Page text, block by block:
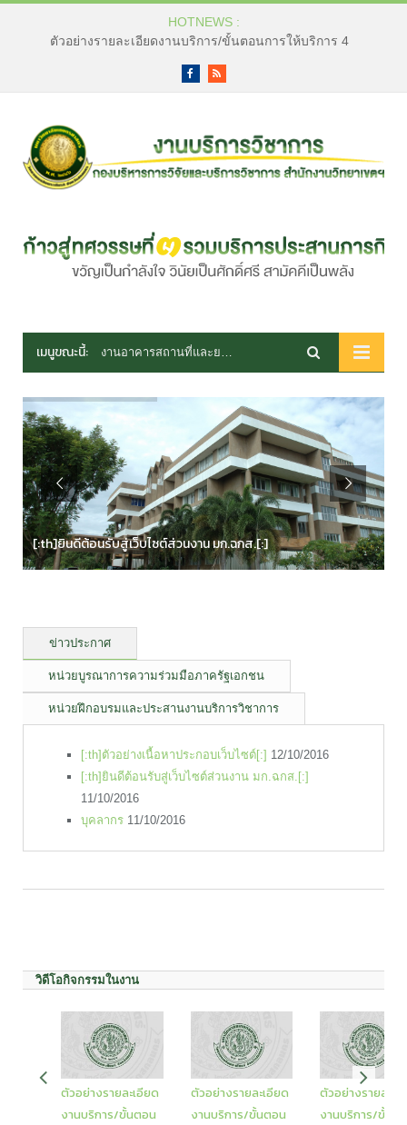
HOTNEWS :
ตัวอย่างรายละเอียดงานบริการ/ขั้นตอนการให้บริการ 4
FacebookRSS
เมนูขณะนี้:
[:th]ยินดีต้อนรับสู่เว็บไซต์ส่วนงาน มก.ฉกส.[:]
ข่าวประกาศ
หน่วยบูรณาการความร่วมมือภาครัฐเอกชน
หน่วยฝึกอบรมและประสานงานบริการวิชาการ
[:th]ตัวอย่างเนื้อหาประกอบเว็บไซต์[:] 12/10/2016
[:th]ยินดีต้อนรับสู่เว็บไซต์ส่วนงาน มก.ฉกส.[:]
11/10/2016
บุคลากร 11/10/2016
วิดีโอกิจกรรมในงาน
ตัวอย่างรายละเอียด
งานบริการ/ขั้นตอน
ตัวอย่างรายละเอียด
งานบริการ/ขั้นตอน
ตัวอย่างรายละเ
งานบริการ/ขั้นต